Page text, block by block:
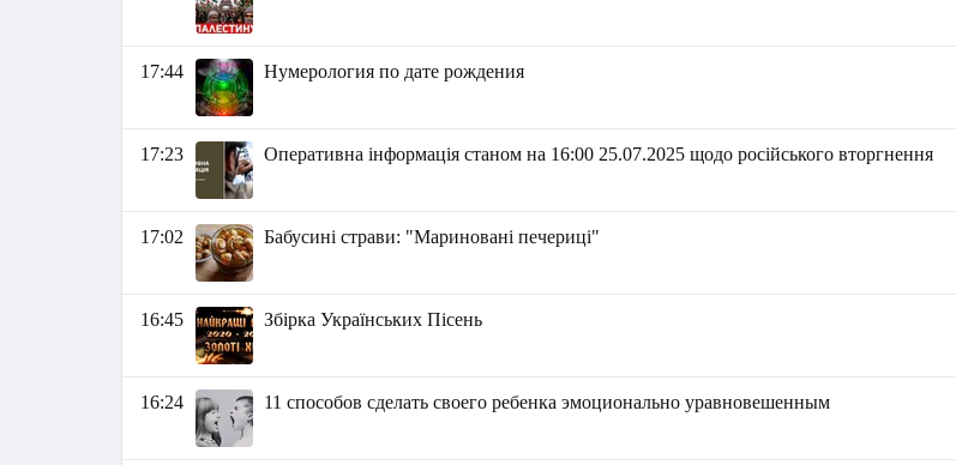
17:44 Нумерология по дате рождения
17:23 Оперативна інформація станом на 16:00 25.07.2025 щодо російського вторгнення
17:02 Бабусині страви: "Мариновані печериці"
16:45 Збірка Українських Пісень
16:24 11 способов сделать своего ребенка эмоционально уравновешенным